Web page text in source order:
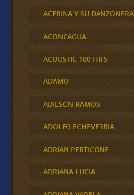
ACERINA Y SU DANZONERA
ACONCAGUA
ACOUSTIC 100 HITS
ADAMO
ADILSON RAMOS
ADOLFO ECHEVERRIA
ADRIAN PERTICONE
ADRIANA LUCIA